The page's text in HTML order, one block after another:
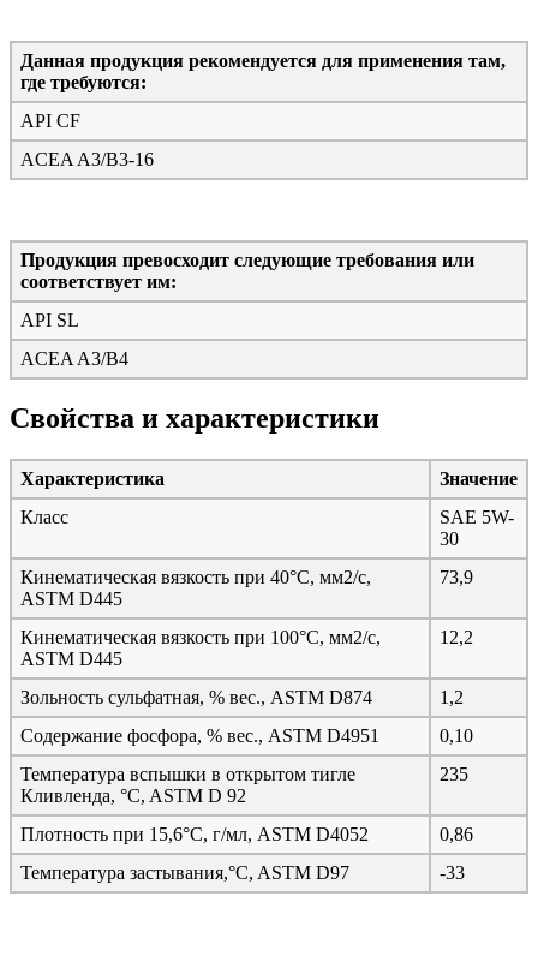
Данная продукция рекомендуется для применения там,
где требуются:
API CF
ACEA A3/B3-16
Продукция превосходит следующие требования или
соответствует им:
API SL
ACEA A3/B4
Свойства и характеристики
Характеристика
Значение
Класс
SAE 5W-
30
Кинематическая вязкость при 40°C, мм2/с,
ASTM D445
73,9
Кинематическая вязкость при 100°C, мм2/с,
ASTM D445
12,2
Зольность сульфатная, % вес., ASTM D874
1,2
Содержание фосфора, % вес., ASTM D4951
0,10
Температура вспышки в открытом тигле
Кливленда, °C, ASTM D 92
235
Плотность при 15,6°C, г/мл, ASTM D4052
0,86
Температура застывания,°C, ASTM D97
-33